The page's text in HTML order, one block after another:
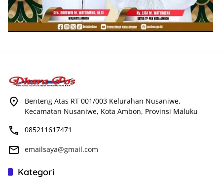
Benteng Atas RT 001/003 Kelurahan Nusaniwe,
Kecamatan Nusaniwe, Kota Ambon, Provinsi Maluku
085211617471
emailsaya@gmail.com
Kategori